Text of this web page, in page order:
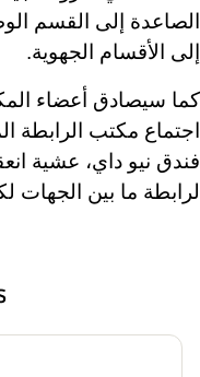
الصاعدة إلى القسم
إلى الأقسام الجهوية.
كما سيصادق أعضاء
فندق نيو داي، عشية
لرابطة ما بين الجهات